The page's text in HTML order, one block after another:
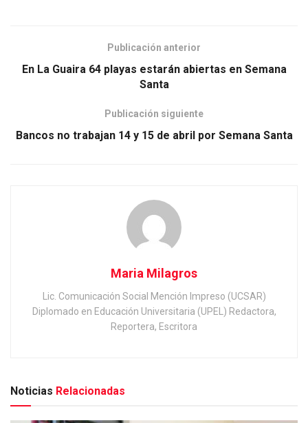
Publicación anterior
En La Guaira 64 playas estarán abiertas en Semana
Santa
Publicación siguiente
Bancos no trabajan 14 y 15 de abril por Semana Santa
Maria Milagros
Lic. Comunicación Social Mención Impreso (UCSAR)
Diplomado en Educación Universitaria (UPEL) Redactora,
Reportera, Escritora
Noticias Relacionadas